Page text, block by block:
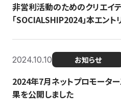
非営利活動のためのクリエイ
「SOCIALSHIP2024」本エン
2024.10.10 お知らせ
2024年7月ネットプロモータ
果を公開しました